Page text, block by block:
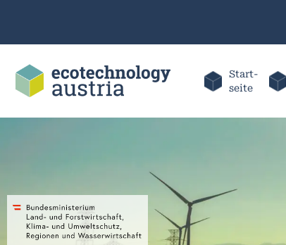
Start-
seite